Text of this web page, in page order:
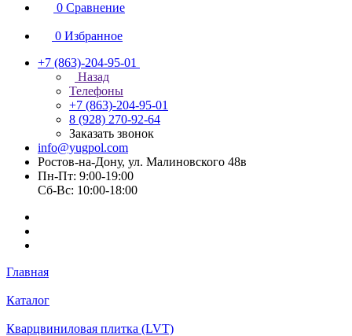
0 Сравнение
0 Избранное
+7 (863)-204-95-01
Назад
Телефоны
+7 (863)-204-95-01
8 (928) 270-92-64
Заказать звонок
info@yugpol.com
Ростов-на-Дону, ул. Малиновского 48в
Пн-Пт: 9:00-19:00
Cб-Вс: 10:00-18:00
Главная
Каталог
Кварцвиниловая плитка (LVT)